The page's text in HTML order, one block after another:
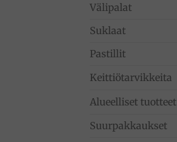
Välipalat
Suklaat
Pastillit
Keittiötarvikkeita
Alueelliset tuotteet
Suurpakkaukset